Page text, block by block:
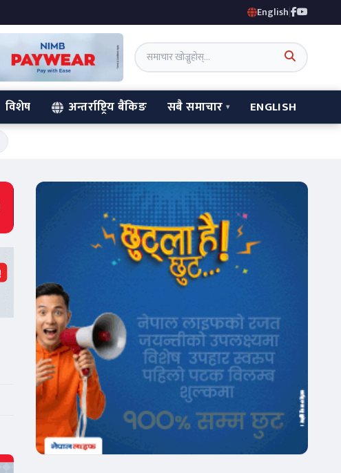
English|
विशेष अन्तर्राष्ट्रिय बैंकिङ सबै समाचार ENGLISH